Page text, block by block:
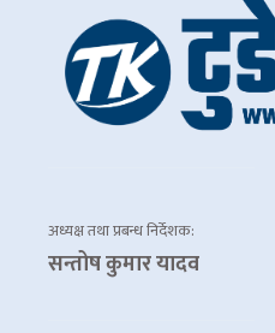
अध्यक्ष तथा प्रबन्ध निर्देशक:
सन्तोष कुमार यादव